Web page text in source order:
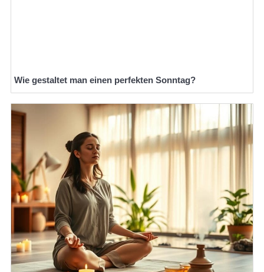
Wie gestaltet man einen perfekten Sonntag?